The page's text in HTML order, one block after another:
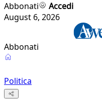
Abbonati
Accedi
August 6, 2026
Abbonati
Politica